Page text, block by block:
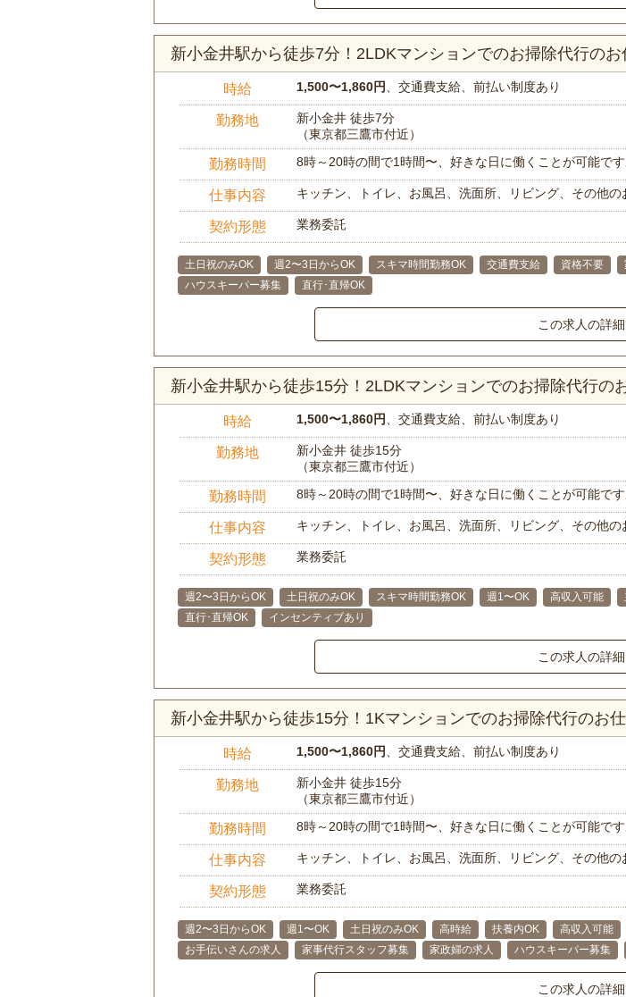
新小金井駅から徒歩7分！2LDKマンションでのお掃除代行のお
時給 1,500〜1,860円 、交通費支給、前払い制度あり
勤務地
新小金井 徒歩7分
（東京都三鷹市付近）
勤務時間 8時～20時の間で1時間〜、好きな日に働くことが可能で
仕事内容 キッチン、トイレ、お風呂、洗面所、リビング、その他の
契約形態 業務委託
土日祝のみOK 週2〜3日からOK スキマ時間勤務OK 交通費支給 資格不要
ハウスキーパー募集
直行･直帰OK
この求人の詳
新小金井駅から徒歩15分！2LDKマンションでのお掃除代行の
時給 1,500〜1,860円 、交通費支給、前払い制度あり
勤務地
新小金井 徒歩15分
（東京都三鷹市付近）
勤務時間 8時～20時の間で1時間〜、好きな日に働くことが可能で
仕事内容 キッチン、トイレ、お風呂、洗面所、リビング、その他の
契約形態 業務委託
週2〜3日からOK 土日祝のみOK スキマ時間勤務OK 週1〜OK 高収入可能
直行･直帰OK
インセンティブあり
この求人の詳
新小金井駅から徒歩15分！1Kマンションでのお掃除代行のお仕
時給 1,500〜1,860円 、交通費支給、前払い制度あり
勤務地
新小金井 徒歩15分
（東京都三鷹市付近）
勤務時間 8時～20時の間で1時間〜、好きな日に働くことが可能で
仕事内容 キッチン、トイレ、お風呂、洗面所、リビング、その他の
契約形態 業務委託
週2〜3日からOK 週1〜OK 土日祝のみOK 高時給 扶養内OK 高収入可能
お手伝いさんの求人
家事代行スタッフ募集 家政婦の求人 ハウスキーパー募集
この求人の詳